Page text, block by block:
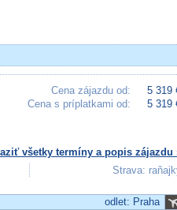
Cena zájazdu od:
5 319
Cena s príplatkami od:
5 319
všetky termíny a popis zájazdu
Strava:
odlet: Praha